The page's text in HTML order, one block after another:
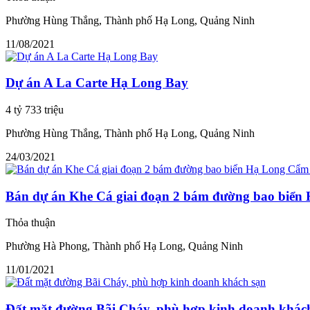
Phường Hùng Thắng, Thành phố Hạ Long, Quảng Ninh
11/08/2021
Dự án A La Carte Hạ Long Bay
4 tỷ 733 triệu
Phường Hùng Thắng, Thành phố Hạ Long, Quảng Ninh
24/03/2021
Bán dự án Khe Cá giai đoạn 2 bám đường bao biển
Thỏa thuận
Phường Hà Phong, Thành phố Hạ Long, Quảng Ninh
11/01/2021